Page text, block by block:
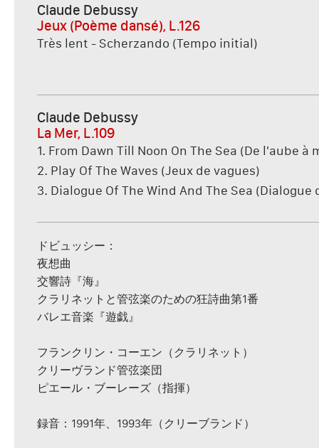
Claude Debussy
Jeux (Poème dansé), L.126
Très lent - Scherzando (Tempo initial)
Claude Debussy
La Mer, L.109
1. From Dawn Till Noon On The Sea (De l'aube à
2. Play Of The Waves (Jeux de vagues)
3. Dialogue Of The Wind And The Sea
ドビュッシー：
夜想曲
交響詩『海』
クラリネットと管弦楽のための狂詩曲第1番
バレエ音楽『遊戯』
フランクリン・コーエン（クラリネット）
クリーヴランド管弦楽団
ピエール・ブーレーズ（指揮）
録音：1991年、1993年（クリーブランド）